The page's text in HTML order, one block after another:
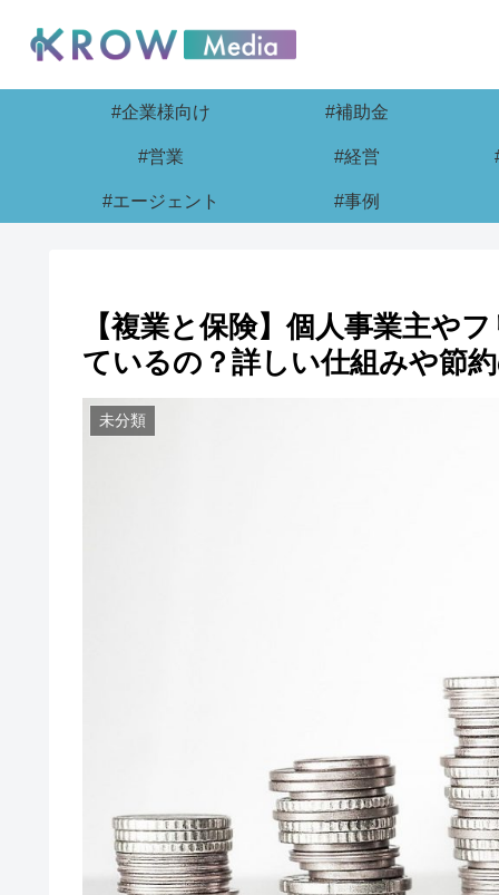
#企業様向け #補助金
#営業 #経営
#エージェント #事例
【複業と保険】個人事業主や
ているの？詳しい仕組みや節約
未分類